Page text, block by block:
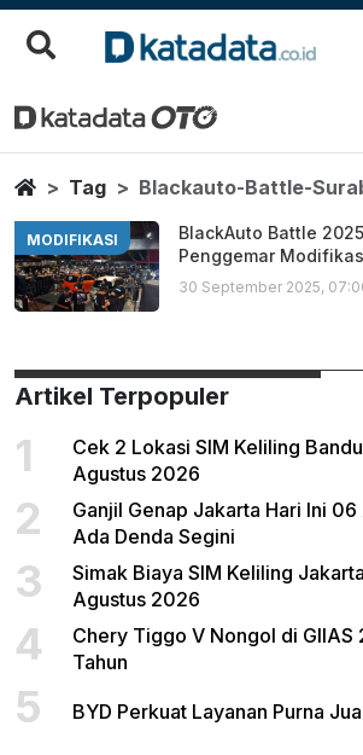
Blackauto Battle
Berita Terbaru
HomeTag Blackauto-Battle-
MODIFIKASI
BlackAuto Battle
Penggemar
30 September 2025,
Artikel Terpopuler
1
Cek 2 Lokasi SIM Keliling
Agustus 2026
2
Ganjil Genap Jakarta Hari Ini
Ada Denda Segini
3
Simak Biaya SIM Keliling
Agustus 2026
4
Chery Tiggo V Nongol di
Tahun
5 BYD Perkuat Layanan Purna